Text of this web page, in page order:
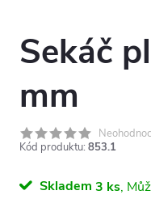
Sekáč
mm
Kód produktu: 853.1
Skladem 3 ks